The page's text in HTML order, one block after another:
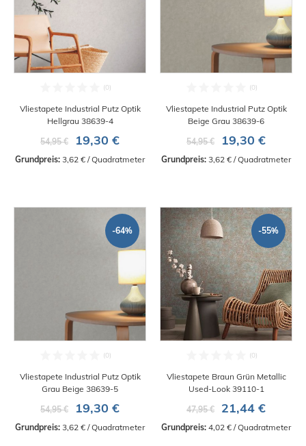
Vliestapete Industrial Putz Optik
Hellgrau 38639-4
54,95 €
19,30 €
Grundpreis: 3,62 € / Quadratmeter
Vliestapete Industrial Putz Optik
Beige Grau 38639-6
54,95 €
19,30 €
Grundpreis: 3,62 € / Quadratmeter
-64%
Vliestapete Industrial Putz Optik
Grau Beige 38639-5
54,95 €
19,30 €
Grundpreis: 3,62 € / Quadratmeter
-55%
Vliestapete Braun Grün Metallic
Used-Look 39110-1
47,95 €
21,44 €
Grundpreis: 4,02 € / Quadratmeter